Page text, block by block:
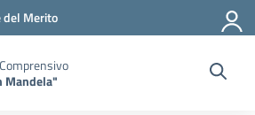
Merito
Mandela"